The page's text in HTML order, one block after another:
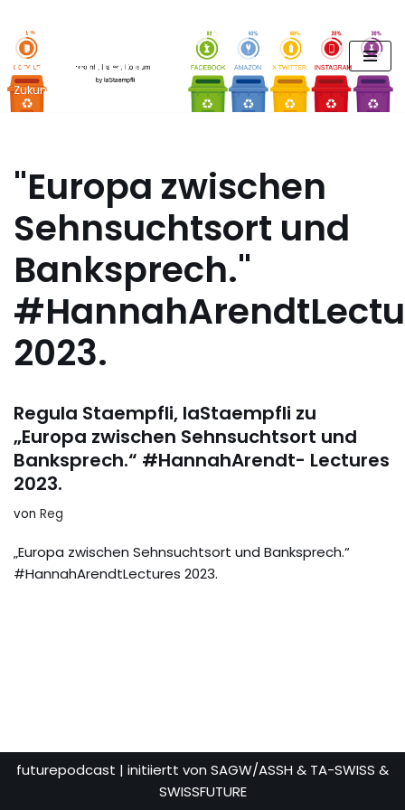
Zum
Inhalt
springen
FUTURE PODCAST by
laStaempfli
Zukunft, Daten, Konsum
"Europa zwischen
Sehnsuchtsort und
Banksprech."
2023.
Regula Staempfli, laStaempfli zu
„Europa zwischen Sehnsuchtsort und
Banksprech.“ #HannahArendt- Lectures
2023.
von Reg
„Europa zwischen Sehnsuchtsort und Banksprech.“
#HannahArendtLectures 2023.
futurepodcast | initiiertt von SAGW/ASSH & TA-SWISS &
SWISSFUTURE